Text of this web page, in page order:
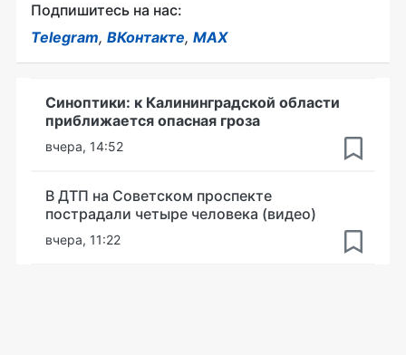
Подпишитесь на нас:
Telegram, ВКонтакте, MAX
Синоптики: к Калининградской области
приближается опасная гроза
вчера, 14:52
В ДТП на Советском проспекте
пострадали четыре человека (видео)
вчера, 11:22